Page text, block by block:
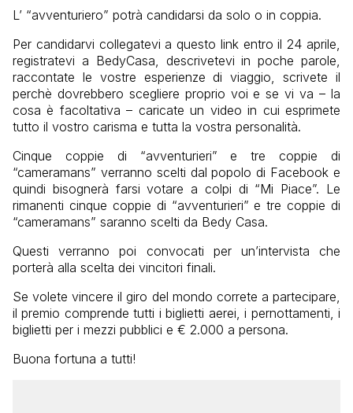
L’ “avventuriero” potrà candidarsi da solo o in coppia.
Per candidarvi collegatevi a questo link entro il 24 aprile,
registratevi a BedyCasa, descrivetevi in poche parole,
raccontate le vostre esperienze di viaggio, scrivete il
perchè dovrebbero scegliere proprio voi e se vi va – la
cosa è facoltativa – caricate un video in cui esprimete
tutto il vostro carisma e tutta la vostra personalità.
Cinque coppie di “avventurieri” e tre coppie di
“cameramans” verranno scelti dal popolo di Facebook e
quindi bisognerà farsi votare a colpi di “Mi Piace”. Le
rimanenti cinque coppie di “avventurieri” e tre coppie di
“cameramans” saranno scelti da Bedy Casa.
Questi verranno poi convocati per un’intervista che
porterà alla scelta dei vincitori finali.
Se volete vincere il giro del mondo correte a partecipare,
il premio comprende tutti i biglietti aerei, i pernottamenti, i
biglietti per i mezzi pubblici e € 2.000 a persona.
Buona fortuna a tutti!